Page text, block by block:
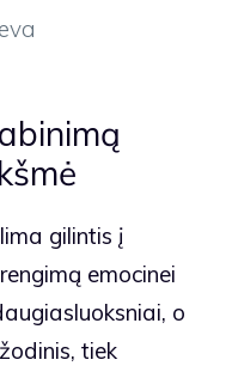
gilintis į
emocinei
o
tiek